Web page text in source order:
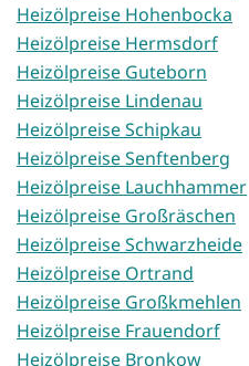
Heizölpreise Hohenbocka
Heizölpreise Hermsdorf
Heizölpreise Guteborn
Heizölpreise Lindenau
Heizölpreise Schipkau
Heizölpreise Senftenberg
Heizölpreise Lauchhammer
Heizölpreise Großräschen
Heizölpreise Schwarzheide
Heizölpreise Ortrand
Heizölpreise Großkmehlen
Heizölpreise Frauendorf
Heizölpreise Bronkow